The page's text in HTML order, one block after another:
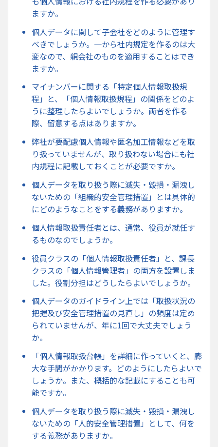
ますか。
個人データに関して子会社をどのように管理す
べきでしょうか。一から社内規定を作るのは大
変なので、親会社のものを適用することはでき
ますか。
マイナンバーに関する「特定個人情報取扱規
程」と、「個人情報取扱規程」の関係をどのよ
うに整理したらよいでしょうか。両者を作る
際、留意する点はありますか。
弊社が要配慮個人情報や匿名加工情報などを取
り扱っていませんが、取り扱わない場合にも社
内規程に記載しておくことが必要ですか。
個人データを取り扱う際に滅失・毀損・漏洩し
ないための「組織的安全管理措置」とは具体的
にどのようなことをする義務がありますか。
個人情報取扱責任者とは、通常、役員が就任す
るものなのでしょうか。
役員クラスの「個人情報取扱責任者」と、課長
クラスの「個人情報管理者」の両方を設置しま
した。役割分担はどうしたらよいでしょうか。
個人データのガイドライン上では「取扱状況の
把握及び安全管理措置の見直し」の頻度は定め
られていませんが、年に1回で大丈夫でしょう
か。
「個人情報取扱台帳」を詳細に作っていくと、膨
大な手間がかかります。どのようにしたらよいで
しょうか。また、概括的な記載にすることも可
能ですか。
個人データを取り扱う際に滅失・毀損・漏洩し
ないための「人的安全管理措置」として、何を
する義務がありますか。